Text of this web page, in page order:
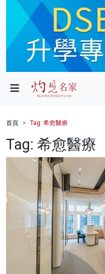
政局
財經
健康
科技
名家榜
灼見活動
首頁 Tag: 希愈醫療
Tag: 希愈醫療